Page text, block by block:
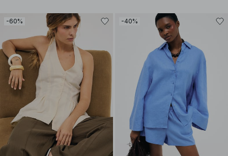
-60% -40%